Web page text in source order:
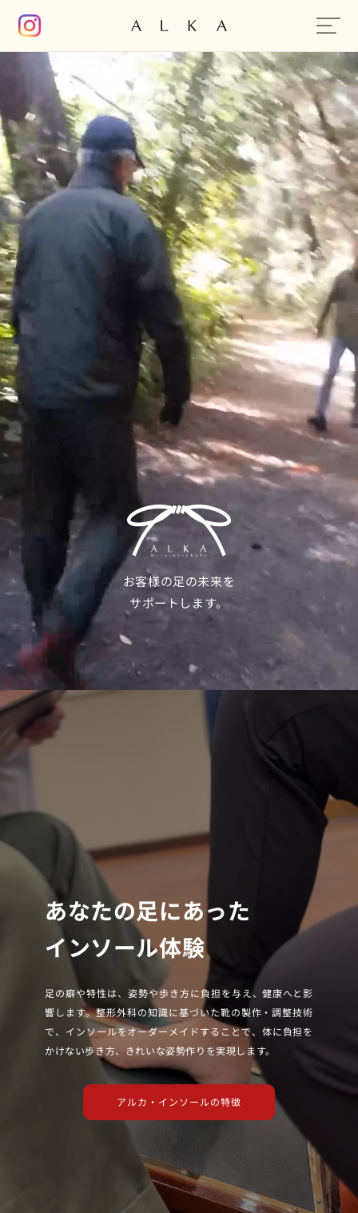
コンテン
ツに進む
お客様の足の未来を
サポートします。
あなたの足にあった
インソール体験
足の癖や特性は、姿勢や歩き方に負担を与え、健康へと影
響します。整形外科の知識に基づいた靴の製作・調整技術
で、インソールをオーダーメイドすることで、体に負担を
かけない歩き方、きれいな姿勢作りを実現します。
アルカ・インソールの特徴